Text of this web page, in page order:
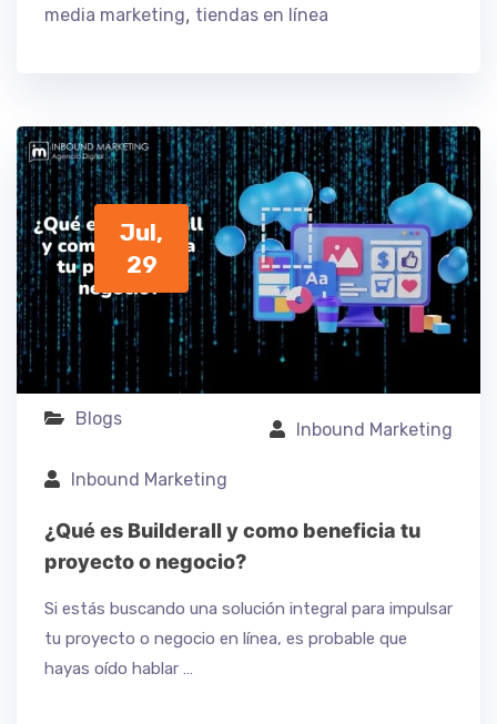
media marketing, tiendas en línea
Jul,
29
Blogs
Inbound Marketing
Inbound Marketing
¿Qué es Builderall y como beneficia tu
proyecto o negocio?
Si estás buscando una solución integral para impulsar
tu proyecto o negocio en línea, es probable que
hayas oído hablar …